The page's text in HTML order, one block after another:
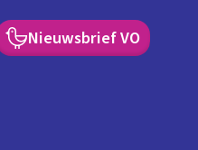
Nieuwsbrief VO